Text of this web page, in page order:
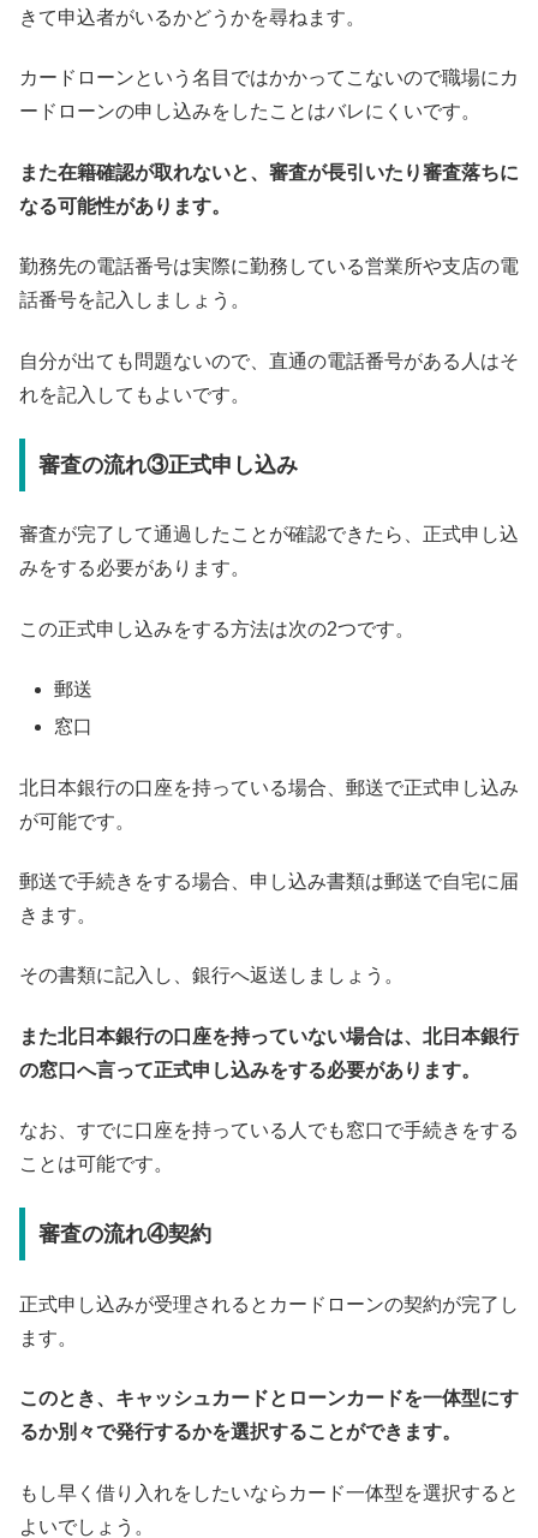
きて申込者がいるかどうかを尋ねます。
カードローンという名目ではかかってこないので職場にカ
ードローンの申し込みをしたことはバレにくいです。
また在籍確認が取れないと、審査が長引いたり審査落ちに
なる可能性があります。
勤務先の電話番号は実際に勤務している営業所や支店の電
話番号を記入しましょう。
自分が出ても問題ないので、直通の電話番号がある人はそ
れを記入してもよいです。
審査の流れ③正式申し込み
審査が完了して通過したことが確認できたら、正式申し込
みをする必要があります。
この正式申し込みをする方法は次の2つです。
郵送
窓口
北日本銀行の口座を持っている場合、郵送で正式申し込み
が可能です。
郵送で手続きをする場合、申し込み書類は郵送で自宅に届
きます。
その書類に記入し、銀行へ返送しましょう。
また北日本銀行の口座を持っていない場合は、北日本銀行
の窓口へ言って正式申し込みをする必要があります。
なお、すでに口座を持っている人でも窓口で手続きをする
ことは可能です。
審査の流れ④契約
正式申し込みが受理されるとカードローンの契約が完了し
ます。
このとき、キャッシュカードとローンカードを一体型にす
るか別々で発行するかを選択することができます。
もし早く借り入れをしたいならカード一体型を選択すると
よいでしょう。